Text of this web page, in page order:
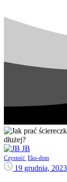
JB
Czystość Eko-dom
19 grudnia, 2023